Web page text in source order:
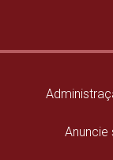
Anuncie